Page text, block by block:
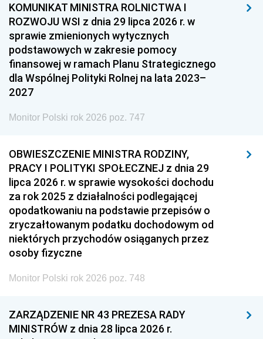
KOMUNIKAT MINISTRA ROLNICTWA I
ROZWOJU WSI z dnia 29 lipca 2026 r. w
sprawie zmienionych wytycznych
podstawowych w zakresie pomocy
finansowej w ramach Planu Strategicznego
dla Wspólnej Polityki Rolnej na lata 2023–
2027
Monitor Polski rok 2026 poz. 747
OBWIESZCZENIE MINISTRA RODZINY,
PRACY I POLITYKI SPOŁECZNEJ z dnia 29
lipca 2026 r. w sprawie wysokości dochodu
za rok 2025 z działalności podlegającej
opodatkowaniu na podstawie przepisów o
zryczałtowanym podatku dochodowym od
niektórych przychodów osiąganych przez
osoby fizyczne
Monitor Polski rok 2026 poz. 748
ZARZĄDZENIE NR 43 PREZESA RADY
MINISTRÓW z dnia 28 lipca 2026 r.